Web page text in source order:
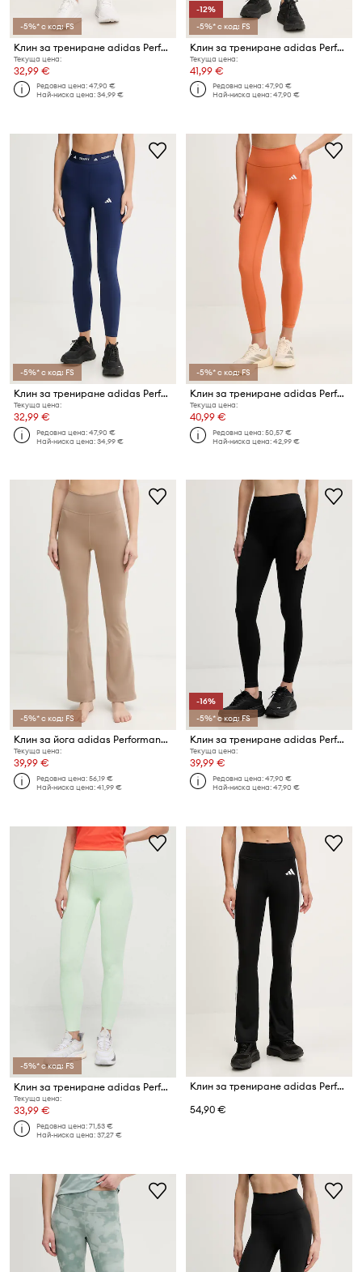
-5%* с код: FS
Клин за трениране adidas Performance Hyperglam
Текуща цена:
32,99 €
Редовна цена:47,90 €
Най-ниска цена:34,99 €
-12%
-5%* с код: FS
Клин за трениране adidas Performance Essentials
Текуща цена:
41,99 €
Редовна цена:47,90 €
Най-ниска цена:47,90 €
-5%* с код: FS
Клин за трениране adidas Performance Techfit
Текуща цена:
32,99 €
Редовна цена:47,90 €
Най-ниска цена:34,99 €
-5%* с код: FS
Клин за трениране adidas Performance Optime
Текуща цена:
40,99 €
Редовна цена:50,57 €
Най-ниска цена:42,99 €
-5%* с код: FS
Клин за йога adidas Performance All Me
Текуща цена:
39,99 €
Редовна цена:56,19 €
Най-ниска цена:41,99 €
-16%
-5%* с код: FS
Клин за трениране adidas Performance We Knit
Текуща цена:
39,99 €
Редовна цена:47,90 €
Най-ниска цена:47,90 €
-5%* с код: FS
Клин за трениране adidas Performance All Me
Текуща цена:
33,99 €
Редовна цена:71,53 €
Най-ниска цена:37,27 €
Клин за трениране adidas Performance Optime Essentials
54,90 €